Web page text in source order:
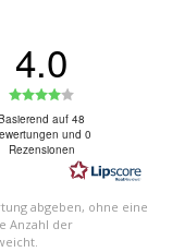
Sternen
Sternen
Sternen
Sternen
Sternen
4.0
4.0
von
5
Sternen
auf 48
und 0
Rezensionen
abgeben, ohne eine
Anzahl der